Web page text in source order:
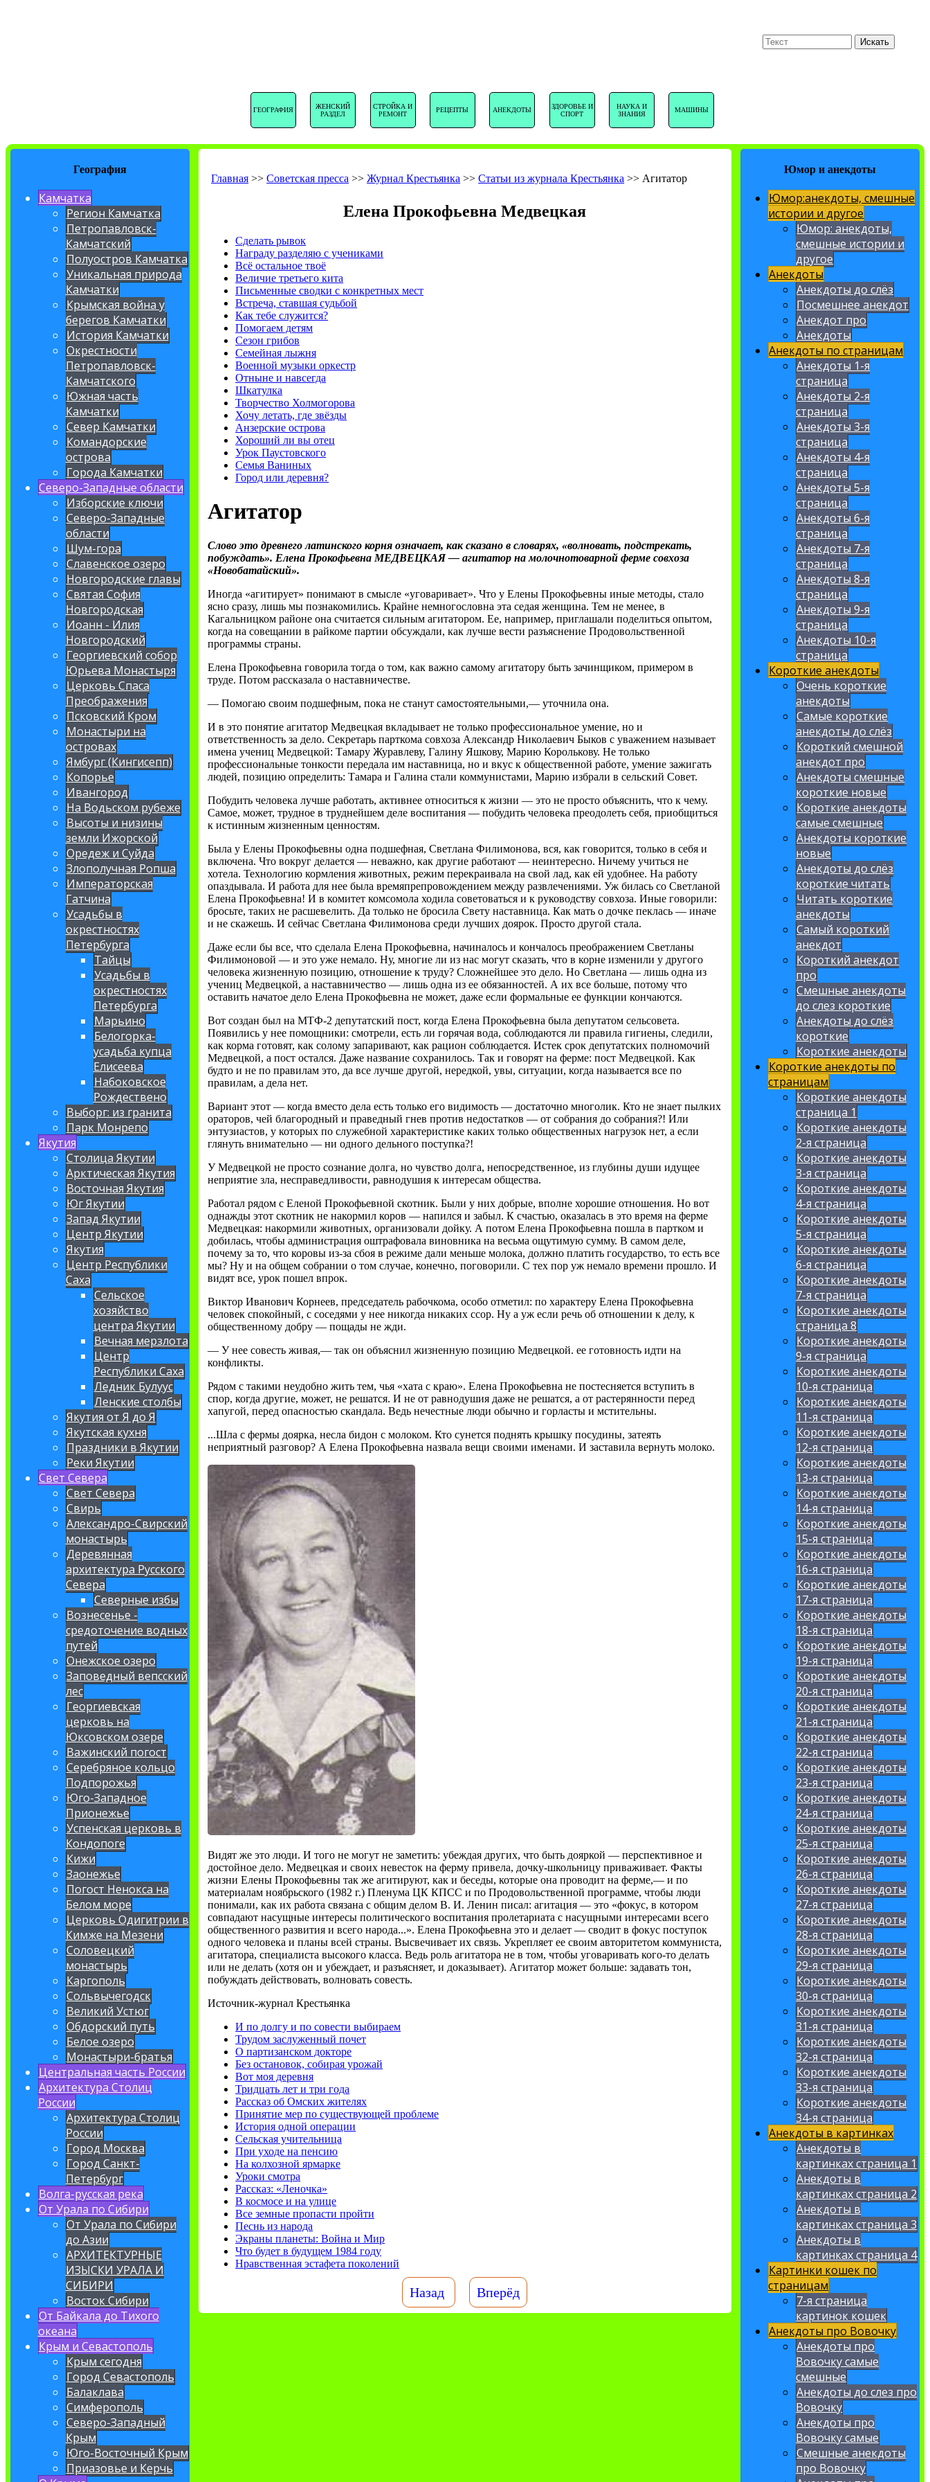
ГЕОГРАФИЯ
ЖЕНСКИЙ
РАЗДЕЛ
СТРОЙКА И
РЕМОНТ
РЕЦЕПТЫ АНЕКДОТЫ
ЗДОРОВЬЕ И
СПОРТ
НАУКА И
ЗНАНИЯ
МАШИНЫ
Искать
География
Камчатка
Регион Камчатка
Петропавловск-
Камчатский
Полуостров Камчатка
Уникальная природа
Камчатки
Крымская война у
берегов Камчатки
История Камчатки
Окрестности
Петропавловск-
Камчатского
Южная часть
Камчатки
Север Камчатки
Командорские
острова
Города Камчатки
Северо-Западные области
Изборские ключи
Северо-Западные
области
Шум-гора
Славенское озеро
Новгородские главы
Святая София
Новгородская
Иоанн - Илия
Новгородский
Георгиевский собор
Юрьева Монастыря
Церковь Спаса
Преображения
Псковский Кром
Монастыри на
островах
Ямбург (Кингисепп)
Копорье
Ивангород
На Водьском рубеже
Высоты и низины
земли Ижорской
Оредеж и Суйда
Злополучная Ропша
Императорская
Гатчина
Усадьбы в
окрестностях
Петербурга
Тайцы
Усадьбы в
окрестностях
Петербурга
Марьино
Белогорка-
усадьба купца
Елисеева
Набоковское
Рождествено
Выборг: из гранита
Парк Монрепо
Якутия
Столица Якутии
Арктическая Якутия
Восточная Якутия
Юг Якутии
Запад Якутии
Центр Якутии
Якутия
Центр Республики
Саха
Сельское
хозяйство
центра Якутии
Вечная мерзлота
Центр
Республики Саха
Ледник Булуус
Ленские столбы
Якутия от Я до Я
Якутская кухня
Праздники в Якутии
Реки Якутии
Свет Севера
Свет Севера
Свирь
Александро-Свирский
монастырь
Деревянная
архитектура Русского
Севера
Северные избы
Вознесенье -
средоточение водных
путей
Онежское озеро
Заповедный вепсский
лес
Георгиевская
церковь на
Юксовском озере
Важинский погост
Серебряное кольцо
Подпорожья
Юго-Западное
Прионежье
Успенская церковь в
Кондопоге
Кижи
Заонежье
Погост Ненокса на
Белом море
Церковь Одигитрии в
Кимже на Мезени
Соловецкий
монастырь
Каргополь
Сольвычегодск
Великий Устюг
Обдорский путь
Белое озеро
Монастыри-братья
Центральная часть России
Архитектура Столиц
России
Архитектура Столиц
России
Город Москва
Город Санкт-
Петербург
Волга-русская река
От Урала по Сибири
От Урала по Сибири
до Азии
АРХИТЕКТУРНЫЕ
ИЗЫСКИ УРАЛА И
СИБИРИ
Восток Сибири
От Байкала до Тихого
океана
Крым и Севастополь
Крым сегодня
Город Севастополь
Балаклава
Симферополь
Северо-Западный
Крым
Юго-Восточный Крым
Приазовье и Керчь
Главная >>Советская пресса >>Журнал Крестьянка >>Статьи из журнала Крестьянка >> Агитатор
Елена Прокофьевна Медвецкая
Сделать рывок
Награду разделяю с учениками
Всё остальное твоё
Величие третьего кита
Письменные сводки с конкретных мест
Встреча, ставшая судьбой
Как тебе служится?
Помогаем детям
Сезон грибов
Семейная лыжня
Военной музыки оркестр
Отныне и навсегда
Шкатулка
Творчество Холмогорова
Хочу летать, где звёзды
Анзерские острова
Хороший ли вы отец
Урок Паустовского
Семья Ваниных
Город или деревня?
Агитатор
Слово это древнего латинского корня означает, как сказано в словарях, «волновать, подстрекать,
побуждать». Елена Прокофьевна МЕДВЕЦКАЯ — агитатор на молочнотоварной ферме совхоза
«Новобатайский».
Иногда «агитирует» понимают в смысле «уговаривает». Что у Елены Прокофьевны иные методы, стало
ясно сразу, лишь мы познакомились. Крайне немногословна эта седая женщина. Тем не менее, в
Кагальницком районе она считается сильным агитатором. Ее, например, приглашали поделиться опытом,
когда на совещании в райкоме партии обсуждали, как лучше вести разъяснение Продовольственной
программы страны.
Елена Прокофьевна говорила тогда о том, как важно самому агитатору быть зачинщиком, примером в
труде. Потом рассказала о наставничестве.
— Помогаю своим подшефным, пока не станут самостоятельными,— уточнила она.
И в это понятие агитатор Медвецкая вкладывает не только профессиональное умение, но и
ответственность за дело. Секретарь парткома совхоза Александр Николаевич Быков с уважением называет
имена учениц Медвецкой: Тамару Журавлеву, Галину Яшкову, Марию Королькову. Не только
профессиональные тонкости передала им наставница, но и вкус к общественной работе, умение зажигать
людей, позицию определить: Тамара и Галина стали коммунистами, Марию избрали в сельский Совет.
Побудить человека лучше работать, активнее относиться к жизни — это не просто объяснить, что к чему.
Самое, может, трудное в труднейшем деле воспитания — побудить человека преодолеть себя, приобщиться
к истинным жизненным ценностям.
Была у Елены Прокофьевны одна подшефная, Светлана Филимонова, вся, как говорится, только в себя и
включена. Что вокруг делается — неважно, как другие работают — неинтересно. Ничему учиться не
хотела. Технологию кормления животных, режим перекраивала на свой лад, как ей удобнее. На работу
опаздывала. И работа для нее была времяпрепровождением между развлечениями. Уж билась со Светланой
Елена Прокофьевна! И в комитет комсомола ходила советоваться и к руководству совхоза. Иные говорили:
бросьте, таких не расшевелить. Да только не бросила Свету наставница. Как мать о дочке пеклась — иначе
и не скажешь. И сейчас Светлана Филимонова среди лучших доярок. Просто другой стала.
Даже если бы все, что сделала Елена Прокофьевна, начиналось и кончалось преображением Светланы
Филимоновой — и это уже немало. Ну, многие ли из нас могут сказать, что в корне изменили у другого
человека жизненную позицию, отношение к труду? Сложнейшее это дело. Но Светлана — лишь одна из
учениц Медвецкой, а наставничество — лишь одна из ее обязанностей. А их все больше, потому что
оставить начатое дело Елена Прокофьевна не может, даже если формальные ее функции кончаются.
Вот создан был на МТФ-2 депутатский пост, когда Елена Прокофьевна была депутатом сельсовета.
Появились у нее помощники: смотрели, есть ли горячая вода, соблюдаются ли правила гигиены, следили,
как корма готовят, как солому запаривают, как рацион соблюдается. Истек срок депутатских полномочий
Медвецкой, а пост остался. Даже название сохранилось. Так и говорят на ферме: пост Медвецкой. Как
будто и не по правилам это, да все лучше другой, нередкой, увы, ситуации, когда называется все по
правилам, а дела нет.
Вариант этот — когда вместо дела есть только его видимость — достаточно многолик. Кто не знает пылких
ораторов, чей благородный и праведный гнев против недостатков — от собрания до собрания?! Или
энтузиастов, у которых по служебной характеристике каких только общественных нагрузок нет, а если
глянуть внимательно — ни одного дельного поступка?!
У Медвецкой не просто сознание долга, но чувство долга, непосредственное, из глубины души идущее
неприятие зла, несправедливости, равнодушия к интересам общества.
Работал рядом с Еленой Прокофьевной скотник. Были у них добрые, вполне хорошие отношения. Но вот
однажды этот скотник не накормил коров — напился и забыл. К счастью, оказалась в это время на ферме
Медвецкая: накормили животных, организовали дойку. А потом Елена Прокофьевна пошла в партком и
добилась, чтобы администрация оштрафовала виновника на весьма ощутимую сумму. В самом деле,
почему за то, что коровы из-за сбоя в режиме дали меньше молока, должно платить государство, то есть все
мы? Ну и на общем собрании о том случае, конечно, поговорили. С тех пор уж немало времени прошло. И
видят все, урок пошел впрок.
Виктор Иванович Корнеев, председатель рабочкома, особо отметил: по характеру Елена Прокофьевна
человек спокойный, с соседями у нее никогда никаких ссор. Ну а уж если речь об отношении к делу, к
общественному добру — пощады не жди.
— У нее совесть живая,— так он объяснил жизненную позицию Медвецкой. ее готовность идти на
конфликты.
Рядом с такими неудобно жить тем, чья «хата с краю». Елена Прокофьевна не постесняется вступить в
спор, когда другие, может, не решатся. И не от равнодушия даже не решатся, а от растерянности перед
хапугой, перед опасностью скандала. Ведь нечестные люди обычно и горласты и мстительны.
...Шла с фермы доярка, несла бидон с молоком. Кто сунется поднять крышку посудины, затеять
неприятный разговор? А Елена Прокофьевна назвала вещи своими именами. И заставила вернуть молоко.
Видят же это люди. И того не могут не заметить: убеждая других, что быть дояркой — перспективное и
достойное дело. Медвецкая и своих невесток на ферму привела, дочку-школьницу приваживает. Факты
жизни Елены Прокофьевны так же агитируют, как и беседы, которые она проводит на ферме,— и по
материалам ноябрьского (1982 г.) Пленума ЦК КПСС и по Продовольственной программе, чтобы люди
понимали, как их работа связана с общим делом В. И. Ленин писал: агитация — это «фокус, в котором
совпадают насущные интересы политического воспитания пролетариата с насущными интересами всего
общественного развития и всего народа...». Елена Прокофьевна это и делает — сводит в фокус поступок
одного человека и планы всей страны. Высвечивает их связь. Укрепляет ее своим авторитетом коммуниста,
агитатора, специалиста высокого класса. Ведь роль агитатора не в том, чтобы уговаривать кого-то делать
или не делать (хотя он и убеждает, и разъясняет, и доказывает). Агитатор может больше: задавать тон,
побуждать действовать, волновать совесть.
Источник-журнал Крестьянка
И по долгу и по совести выбираем
Трудом заслуженный почет
О партизанском докторе
Без остановок, собирая урожай
Вот моя деревня
Тридцать лет и три года
Рассказ об Омских жителях
Принятие мер по существующей проблеме
История одной операции
Сельская учительница
При уходе на пенсию
На колхозной ярмарке
Уроки смотра
Рассказ: «Леночка»
В космосе и на улице
Все земные пропасти пройти
Песнь из народа
Экраны планеты: Война и Мир
Что будет в будущем 1984 году
Нравственная эстафета поколений
Назад Вперёд
Юмор и анекдоты
Юмор:анекдоты, смешные
истории и другое
Юмор: анекдоты,
смешные истории и
другое
Анекдоты
Анекдоты до слёз
Посмешнее анекдот
Анекдот про
Анекдоты
Анекдоты по страницам
Анекдоты 1-я
страница
Анекдоты 2-я
страница
Анекдоты 3-я
страница
Анекдоты 4-я
страница
Анекдоты 5-я
страница
Анекдоты 6-я
страница
Анекдоты 7-я
страница
Анекдоты 8-я
страница
Анекдоты 9-я
страница
Анекдоты 10-я
страница
Короткие анекдоты
Очень короткие
анекдоты
Самые короткие
анекдоты до слёз
Короткий смешной
анекдот про
Анекдоты смешные
короткие новые
Короткие анекдоты
самые смешные
Анекдоты короткие
новые
Анекдоты до слёз
короткие читать
Читать короткие
анекдоты
Самый короткий
анекдот
Короткий анекдот
про
Смешные анекдоты
до слез короткие
Анекдоты до слёз
короткие
Короткие анекдоты
Короткие анекдоты по
страницам
Короткие анекдоты
страница 1
Короткие анекдоты
2-я страница
Короткие анекдоты
3-я страница
Короткие анекдоты
4-я страница
Короткие анекдоты
5-я страница
Короткие анекдоты
6-я страница
Короткие анекдоты
7-я страница
Короткие анекдоты
страница 8
Короткие анекдоты
9-я страница
Короткие анекдоты
10-я страница
Короткие анекдоты
11-я страница
Короткие анекдоты
12-я страница
Короткие анекдоты
13-я страница
Короткие анекдоты
14-я страница
Короткие анекдоты
15-я страница
Короткие анекдоты
16-я страница
Короткие анекдоты
17-я страница
Короткие анекдоты
18-я страница
Короткие анекдоты
19-я страница
Короткие анекдоты
20-я страница
Короткие анекдоты
21-я страница
Короткие анекдоты
22-я страница
Короткие анекдоты
23-я страница
Короткие анекдоты
24-я страница
Короткие анекдоты
25-я страница
Короткие анекдоты
26-я страница
Короткие анекдоты
27-я страница
Короткие анекдоты
28-я страница
Короткие анекдоты
29-я страница
Короткие анекдоты
30-я страница
Короткие анекдоты
31-я страница
Короткие анекдоты
32-я страница
Короткие анекдоты
33-я страница
Короткие анекдоты
34-я страница
Анекдоты в картинках
Анекдоты в
картинках страница 1
Анекдоты в
картинках страница 2
Анекдоты в
картинках страница 3
Анекдоты в
картинках страница 4
Картинки кошек по
страницам
7-я страница
картинок кошек
Анекдоты про Вовочку
Анекдоты про
Вовочку самые
смешные
Анекдоты до слез про
Вовочку
Анекдоты про
Вовочку самые
Смешные анекдоты
про Вовочку